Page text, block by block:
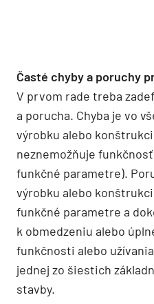
Časté chyby a poruchy
V prvom rade treba
a porucha. Chyba je vo
výrobku alebo
neznemožňuje
funkčné parametre).
výrobku alebo
funkčné parametre a
k obmedzeniu alebo
funkčnosti alebo
jednej zo šiestich
stavby.